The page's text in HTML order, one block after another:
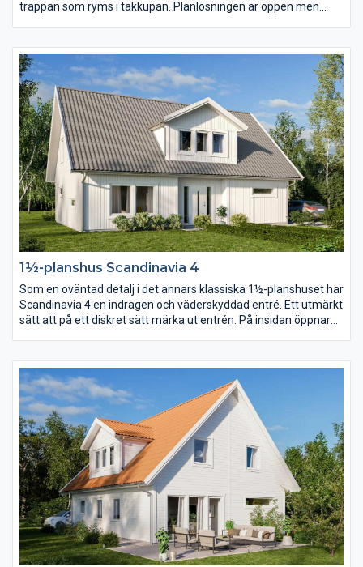
trappan som ryms i takkupan. Planlösningen är öppen men
så stor.
1½-planshus Scandinavia 4
Som en oväntad detalj i det annars klassiska 1½-planshuset har
Scandinavia 4 en indragen och väderskyddad entré. Ett utmärkt
sätt att på ett diskret sätt märka ut entrén. På insidan öppnar
Föräldrasovrummet placerar ni lika gärna på bottenvåningen
som en trappa upp.